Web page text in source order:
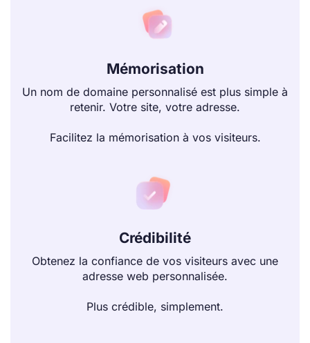
Mémorisation
Un nom de domaine personnalisé est plus simple à
retenir. Votre site, votre adresse.
Facilitez la mémorisation à vos visiteurs.
Crédibilité
Obtenez la confiance de vos visiteurs avec une
adresse web personnalisée.
Plus crédible, simplement.